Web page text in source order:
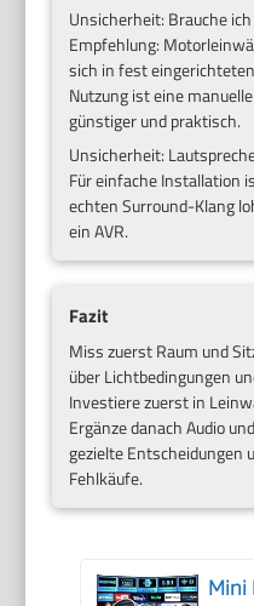
Unsicherheit: Brauche
Empfehlung:
sich in fest
Nutzung ist eine
günstiger und praktisch.
Unsicherheit:
Für einfache Installation
echten Surround-Klang
ein AVR.
Fazit
Miss zuerst Raum und
über Lichtbedingungen
Investiere zuerst in
Ergänze danach Audio
gezielte Entscheidungen
Fehlkäufe.
Mini